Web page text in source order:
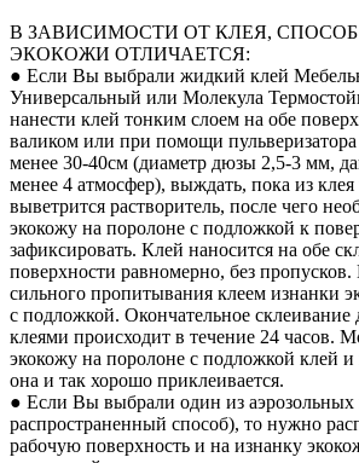
В ЗАВИСИМОСТИ ОТ КЛЕЯ,
ЭКОКОЖИ ОТЛИЧАЕТСЯ:
● Если Вы выбрали жидкий клей
Универсальный или Молекула
нанести клей тонким слоем на обе
валиком или при помощи пульверизатора
менее 30-40см (диаметр дюзы 2,5-3 мм,
менее 4 атмосфер), выждать, пока из клея
выветрится растворитель, после чего
экокожу на поролоне с подложкой к
зафиксировать. Клей наносится на обе
поверхности равномерно, без пропусков.
сильного пропитывания клеем изнанки
с подложкой. Окончательное
клеями происходит в течение 24 часов.
экокожу на поролоне с подложкой клей и
она и так хорошо приклеивается.
● Если Вы выбрали один из аэрозольных
распространенный способ), то нужно
рабочую поверхность и на изнанку